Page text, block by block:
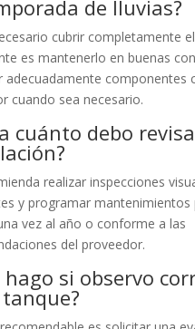
de lluvias?
cubrir completamente
es mantenerlo en buenas
adecuadamente componentes
cuando sea necesario.
cuánto debo
realizar inspecciones
y programar mantenimientos
vez al año o conforme a las
del proveedor.
hago si observo